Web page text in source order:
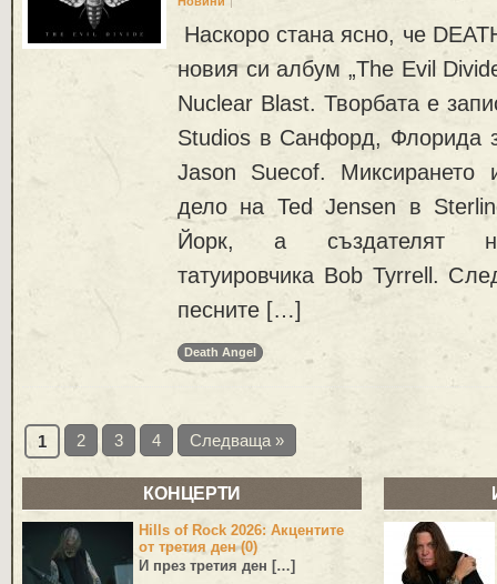
Наскоро стана ясно, че
новия си албум „The Evil
Nuclear Blast. Творбата е
Studios в Санфорд, Флорида
Jason Suecof. Миксирането
дело на Ted Jensen в
Йорк, a създателят
татуировчика Bob Tyrrell.
песните […]
Death Angel
1 2 3 4 Следваща »
КОНЦЕРТИ
Hills of Rock 2026: Акцентите
от третия ден (0)
И през третия ден […]